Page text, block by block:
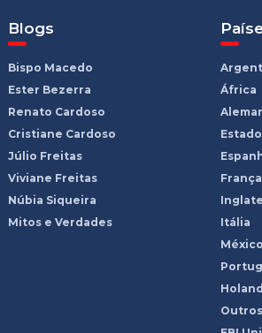
Blogs
Bispo Macedo
Ester Bezerra
Renato Cardoso
Cristiane Cardoso
Júlio Freitas
Viviane Freitas
Núbia Siqueira
Mitos e Verdades
África
França
Itália
México
Outros